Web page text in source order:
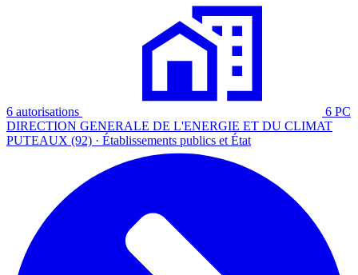
6 autorisations
6 PC
DIRECTION GENERALE DE L'ENERGIE ET DU CLIMAT
PUTEAUX (92) · Établissements publics et État